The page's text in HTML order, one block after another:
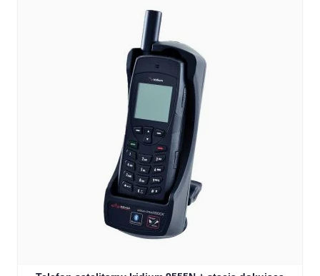
The price depends on the options chosen on the product